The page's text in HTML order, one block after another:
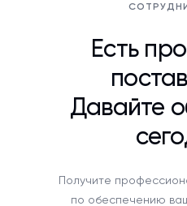
Есть
Давайте
Получите
по обеспечению